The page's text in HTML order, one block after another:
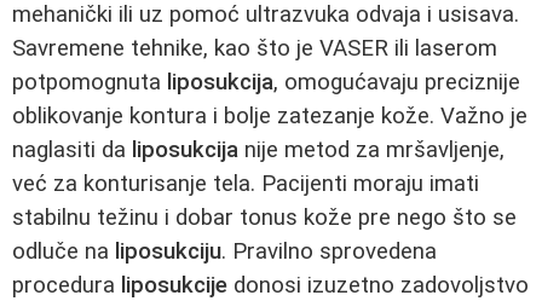
mehanički ili uz pomoć ultrazvuka odvaja i usisava.
Savremene tehnike, kao što je VASER ili laserom
potpomognuta liposukcija, omogućavaju preciznije
oblikovanje kontura i bolje zatezanje kože. Važno je
naglasiti da liposukcija nije metod za mršavljenje,
već za konturisanje tela. Pacijenti moraju imati
stabilnu težinu i dobar tonus kože pre nego što se
odluče na liposukciju. Pravilno sprovedena
procedura liposukcije donosi izuzetno zadovoljstvo